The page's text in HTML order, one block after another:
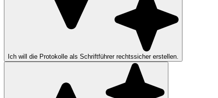
Ich will die Protokolle als Schriftführer rechtssicher erstellen.